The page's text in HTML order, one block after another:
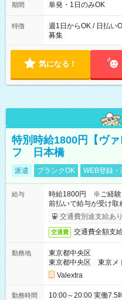
期間 単発・1日のみOK
特徴
週1日からOK / 日払い
募集
気になる！
特別時給1800円【ヴ
フ 日本橋
派遣 ブランクOK WEB登録・
給与
時給1800円 ※ご経験
前払いで給与が受け取
交通費別途支給あり
交通費 交通費全額支
勤務地
東京都中央区
東京都中央区 東京メ
Valextra
勤務時間
10:00～20:00 実働7.5時間／休憩1.5時間 営業時間に合わせた